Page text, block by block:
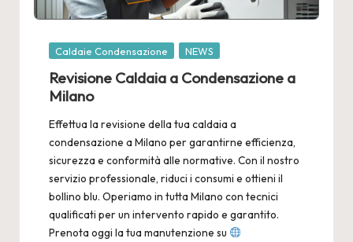
Posted
Caldaie Condensazione NEWS
Revisione Caldaia a Condensazione a
Milano
Effettua la revisione della tua caldaia a
condensazione a Milano per garantirne efficienza,
sicurezza e conformità alle normative. Con il nostro
servizio professionale, riduci i consumi e ottieni il
bollino blu. Operiamo in tutta Milano con tecnici
qualificati per un intervento rapido e garantito.
Prenota oggi la tua manutenzione su